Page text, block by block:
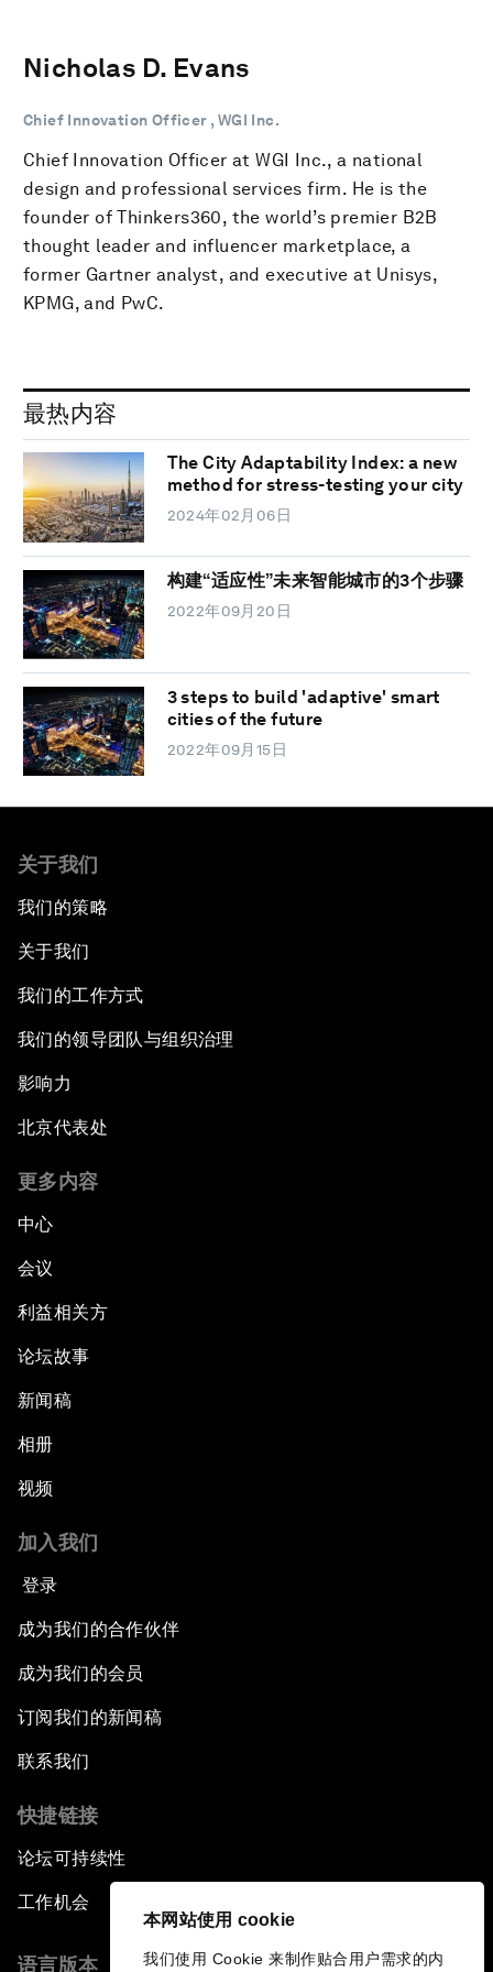
本网站使用 cookie
我们使用 Cookie 来制作贴合用户需求的内
Nicholas D. Evans
Chief Innovation Officer , WGI Inc.
Chief Innovation Officer at WGI Inc., a national
design and professional services firm. He is the
founder of Thinkers360, the world’s premier B2B
thought leader and influencer marketplace, a
former Gartner analyst, and executive at Unisys,
KPMG, and PwC.
最热内容
The City Adaptability Index: a new
method for stress-testing your city
2024年02月06日
构建“适应性”未来智能城市的3个步骤
2022年09月20日
3 steps to build 'adaptive' smart
cities of the future
2022年09月15日
关于我们
我们的策略
关于我们
我们的工作方式
我们的领导团队与组织治理
影响力
北京代表处
更多内容
中心
会议
利益相关方
论坛故事
新闻稿
相册
视频
加入我们
登录
成为我们的合作伙伴
成为我们的会员
订阅我们的新闻稿
联系我们
快捷链接
论坛可持续性
工作机会
语言版本